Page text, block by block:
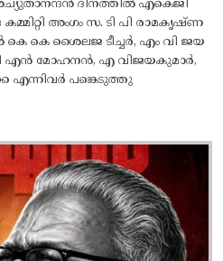
ദിനത്തിൽ എകെജി
അംഗം സ. ടി പി രാമകൃഷ്‌ണ
കെ ശൈലജ ടീച്ചർ, എം വി ജയ
എൻ മോഹനൻ, എ വിജയകുമാർ,
പങ്കെടുത്തു